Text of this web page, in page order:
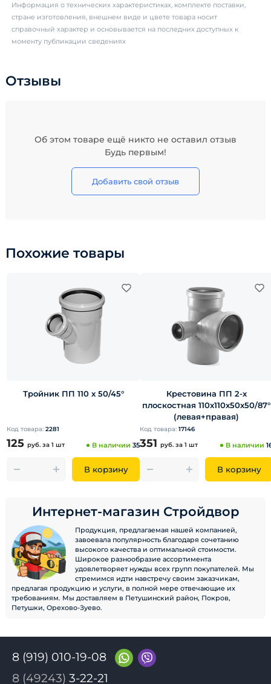
Информация о технических характеристиках, комплекте поставки,
стране изготовления, внешнем виде и цвете товара носит
справочный характер и основывается на последних доступных к
моменту публикации сведениях
Отзывы
Об этом товаре ещё никто не оставил отзыв
Будь первым!
Добавить свой отзыв
Похожие товары
Тройник ПП 110 x 50/45°
Код товара: 2281
125 руб. за 1 шт В наличии 35
В корзину
Крестовина ПП 2-х
плоскостная 110x110x50х50/87°
(левая+правая)
Код товара: 17146
351 руб. за 1 шт В наличии
В корзину
Интернет-магазин Стройдвор
Продукция, предлагаемая нашей компанией,
завоевала популярность благодаря сочетанию
высокого качества и оптимальной стоимости.
Широкое разнообразие ассортимента
удовлетворяет нужды всех групп покупателей. Мы
стремимся идти навстречу своим заказчикам,
предлагая продукцию и услуги, в полной мере отвечающие их
требованиям. Мы доставляем в Петушинский район, Покров,
Петушки, Орехово-Зуево.
8 (919) 010-19-08
8 (49243) 3-22-21